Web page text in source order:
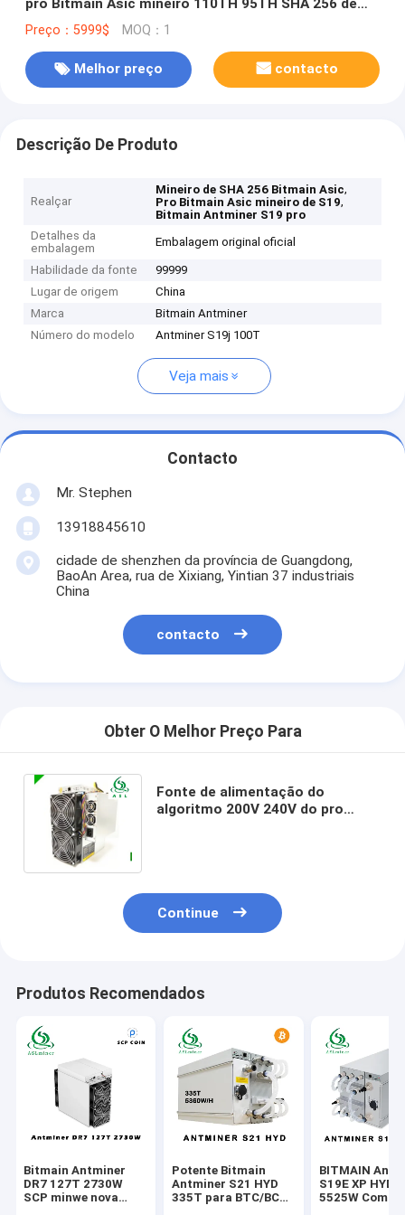
pro Bitmain Asic mineiro 110TH 95TH SHA 256 de
S19
Preço：5999$ MOQ：1
Melhor preço contacto
Descrição De Produto
Realçar
Mineiro de SHA 256 Bitmain Asic,
Pro Bitmain Asic mineiro de S19,
Bitmain Antminer S19 pro
Detalhes da
embalagem
Embalagem original oficial
Habilidade da fonte
99999
Lugar de origem
China
Marca
Bitmain Antminer
Número do modelo
Antminer S19j 100T
Veja mais
Contacto
Mr. Stephen
13918845610
cidade de shenzhen da província de Guangdong,
BaoAn Area, rua de Xixiang, Yintian 37 industriais
China
contacto
Obter O Melhor Preço Para
Fonte de alimentação do
algoritmo 200V 240V do pro
Continue
Produtos Recomendados
Bitmain Antminer
DR7 127T 2730W
SCP minwe nova
Potente Bitmain
Antminer S21 HYD
335T para BTC/BCH
BITMAIN
S19E XP HYD
5525W Com